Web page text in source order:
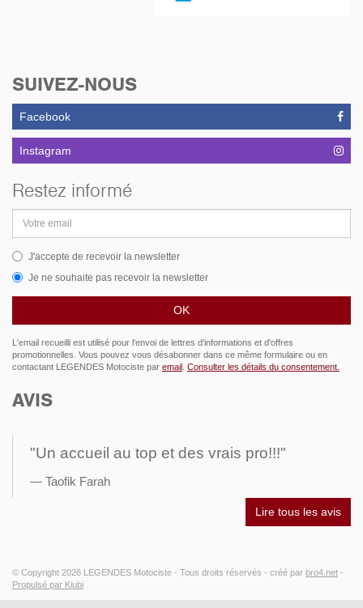
SUIVEZ-NOUS
Facebook
Instagram
Restez informé
email
J'accepte de recevoir la newsletter
Je ne souhaite pas recevoir la newsletter
L'email recueilli est utilisé pour l'envoi de lettres d'informations et d'offres
promotionnelles. Vous pouvez vous désabonner dans ce même formulaire ou en
contactant LEGENDES Motociste par email Consulter les détails du consentement.
AVIS
"Un accueil au top et des vrais pro!!!"
Taofik Farah
Lire tous les avis
© Copyright 2026 LEGENDES Motociste - Tous droits réservés - créé par bro4.net -
Propulsé par Kiubi